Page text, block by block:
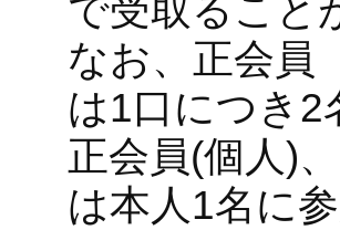
で受取ること
なお、正会員
は1口につき2
正会員(個人)
は本人1名に